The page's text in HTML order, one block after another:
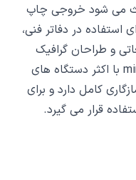
می شود خروجی چاپ
استفاده در دفاتر فنی،
و طراحان گرافیک
گزینه ای ایده آل باشد. رول کوند mirtak با اکثر دستگاه های
کامل دارد و برای
قرار می گیرد.